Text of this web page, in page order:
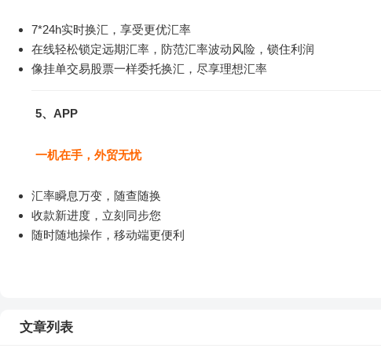
7*24h实时换汇，享受更优汇率
在线轻松锁定远期汇率，防范汇率波动风险，锁住利润
像挂单交易股票一样委托换汇，尽享理想汇率
5、APP
一机在手，外贸无忧
汇率瞬息万变，随查随换
收款新进度，立刻同步您
随时随地操作，移动端更便利
文章列表